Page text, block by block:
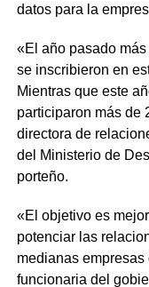
datos para la
«El año pasado
se inscribieron en
Mientras que este
participaron más de
directora de
del Ministerio de
porteño.
«El objetivo es
potenciar las
medianas
funcionaria del